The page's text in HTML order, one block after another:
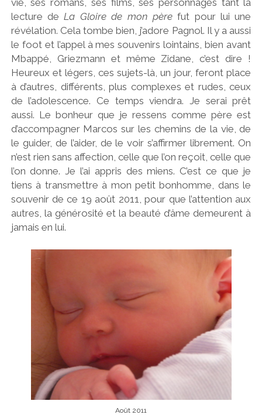
vie, ses romans, ses films, ses personnages tant la
lecture deLa Gloire de mon pèrefut pour lui une
révélation. Cela tombe bien, j’adore Pagnol. Il y a aussi
le foot et l’appel à mes souvenirs lointains, bien avant
Mbappé, Griezmann et même Zidane, c’est dire !
Heureux et légers, ces sujets-là, un jour, feront place
à d’autres, différents, plus complexes et rudes, ceux
de l’adolescence. Ce temps viendra. Je serai prêt
aussi. Le bonheur que je ressens comme père est
d’accompagner Marcos sur les chemins de la vie, de
le guider, de l’aider, de le voir s’affirmer librement. On
n’est rien sans affection, celle que l’on reçoit, celle que
l’on donne. Je l’ai appris des miens. C’est ce que je
tiens à transmettre à mon petit bonhomme, dans le
souvenir de ce 19 août 2011, pour que l’attention aux
autres, la générosité et la beauté d’âme demeurent à
jamais en lui.
Août 2011